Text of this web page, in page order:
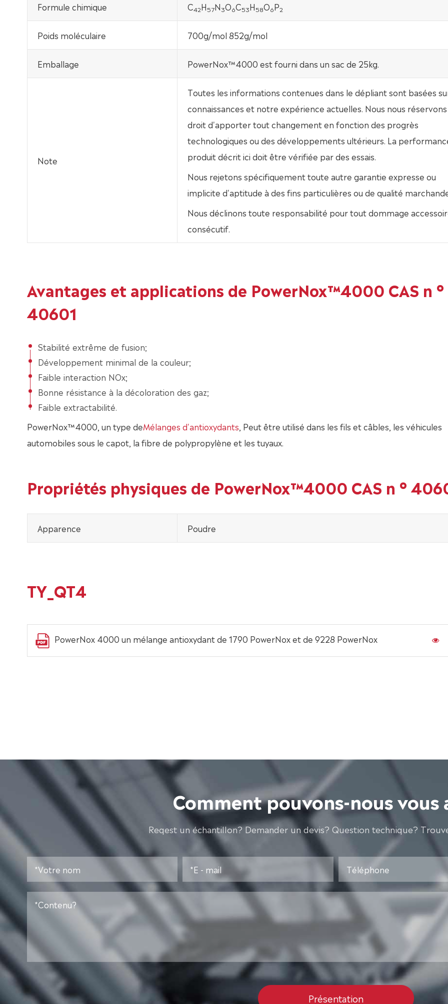
Formule chimique C42H57N3O6C53H58O6P2
Poids moléculaire 700g/mol 852g/mol
Emballage PowerNox™4000 est fourni dans un sac de 25kg.
Note
Toutes les informations contenues dans le dépliant sont basées
connaissances et notre expérience actuelles. Nous nous
droit d'apporter tout changement en fonction des progrès
technologiques ou des développements ultérieurs. La
produit décrit ici doit être vérifiée par des essais.
Nous rejetons spécifiquement toute autre garantie expresse ou
implicite d'aptitude à des fins particulières ou de qualité
Nous déclinons toute responsabilité pour tout dommage
consécutif.
Avantages et applications de PowerNox™4000 CAS n °
40601
Stabilité extrême de fusion;
Développement minimal de la couleur;
Faible interaction NOx;
Bonne résistance à la décoloration des gaz;
Faible extractabilité.
PowerNox™4000, un type deMélanges d'antioxydants, Peut être utilisé dans les fils et câbles, les véhicules
automobiles sous le capot, la fibre de polypropylène et les tuyaux.
Propriétés physiques de PowerNox™4000 CAS n °
Apparence Poudre
TY_QT4
PowerNox 4000 un mélange antioxydant de 1790 PowerNox et de 9228 PowerNox
Comment pouvons-nous vous
Reqest un échantillon? Demander un devis? Question technique?
Présentation